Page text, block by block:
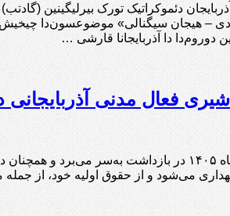
دئموکراتیک تورک بیرلیگینین
– هیجان سیگنالی» موضوعسون‌دا چیخیش
دا آذربایجانا قارشی …
شیری فعال مدنی
گادتب: ایوب شیری، فعال مدنی آذربایجانی، از تاریخ ۱۱
می‌شود و از حقوق اولیه خود، از